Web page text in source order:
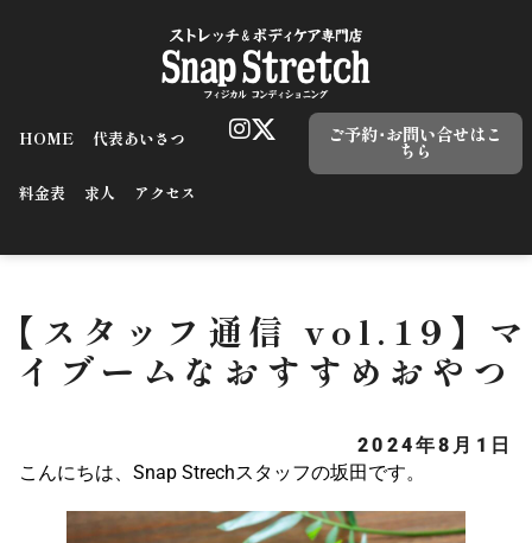
HOME 代表あいさつ
料金表 求人 アクセス
ご予約･お問い合せはこ
ちら
【スタッフ通信 vol.19】マ
イブームなおすすめおやつ
2024年8月1日
こんにちは、Snap Strechスタッフの坂田です。